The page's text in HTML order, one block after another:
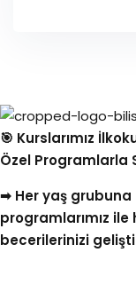
🎯 Kurslarımız
Özel Programlarla
➡ Her yaş grubuna
programlarımız ile
becerilerinizi